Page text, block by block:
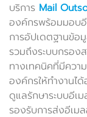
บริการ Mail
องค์กรพร้อมมอบอี
การอัปเดตฐานข้อ
รวมถึงระบบกรอง
ทางเทคนิคที่มีควา
องค์กรให้ทำงานไ
ดูแลรักษาระบบอีเ
รองรับการส่งอีเม